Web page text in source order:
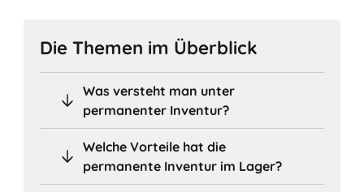
Die Themen im Überblick
Was versteht man unter
permanenter Inventur?
Welche Vorteile hat die
permanente Inventur im Lager?